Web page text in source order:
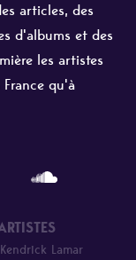
articles, des
d'albums et des
les artistes
qu'à
Lamar